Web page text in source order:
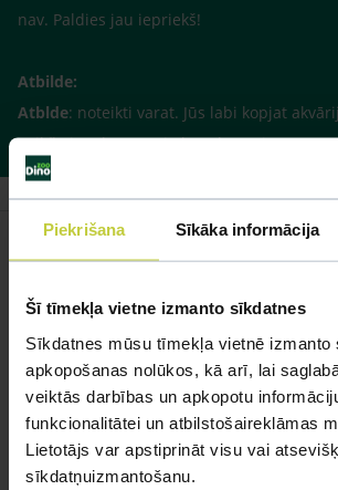
Piekrišana Sīkāka informācija
Šī tīmekļa vietne izmanto sīkdatnes
Sīkdatnes mūsu tīmekļa vietnē izmanto
apkopošanas nolūkos, kā arī, lai
veiktās darbības un apkopotu
funkcionalitātei un atbilstošaireklāmas
Lietotājs var apstiprināt visu vai
sīkdatņuizmantošanu.
nav. Paldies jau iepriekš!
Atbilde:
Atblde: noteikti varat. Jūs labi kopjat
gailīša ienāksāna tajā kaut ko mainīs.
Līdzīgi jautājumi
Mūsu eksperti spēs atbildēt uz jebkuru
UZDOT JAUTĀJUMU